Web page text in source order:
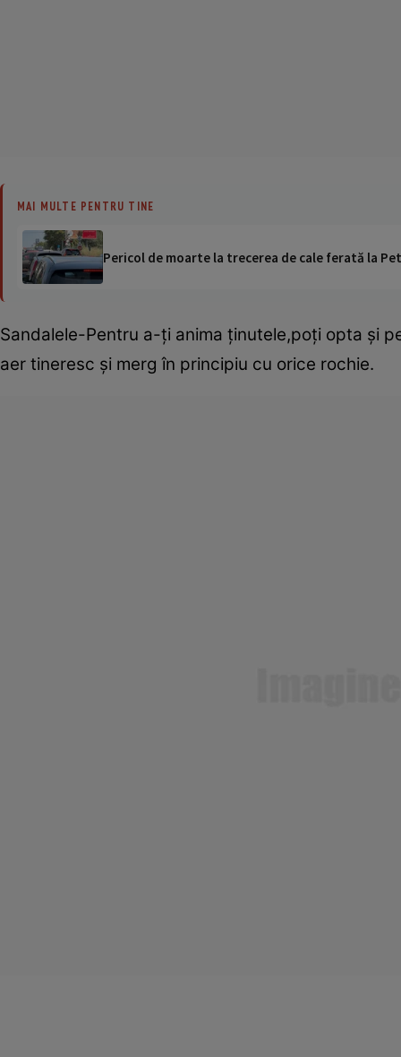
MAI MULTE PENTRU TINE
Pericol de moarte la trecerea de cale ferată la
Sandalele-Pentru a-ţi anima ţinutele,poţi opta şi
aer tineresc şi merg în principiu cu orice rochie.